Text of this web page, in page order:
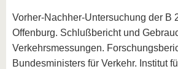
Vorher-Nachher-Untersuchung der B
Offenburg. Schlußbericht und
Verkehrsmessungen.
Bundesministers für Verkehr. Institut